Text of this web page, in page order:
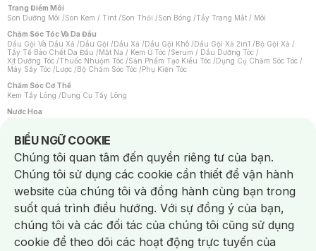
Trang Điểm Môi
Son Dưỡng Môi /Son Kem / Tint /Son Thỏi /Son Bóng /Tẩy Trang Mắt / Môi
Chăm Sóc Tóc Và Da Đầu
Dầu Gội Và Dầu Xả /Dầu Gội /Dầu Xả /Dầu Gội Khô /Dầu Gội Xả 2in1 /Bộ Gội Xả /
Tẩy Tế Bào Chết Da Đầu /Mặt Nạ / Kem Ủ Tóc /Serum / Dầu Dưỡng Tóc /
Xịt Dưỡng Tóc /Thuốc Nhuộm Tóc /Sản Phẩm Tạo Kiểu Tóc /Dụng Cụ Chăm Sóc Tóc /
Máy Sấy Tóc /Lược /Bộ Chăm Sóc Tóc /Phụ Kiện Tóc
Chăm Sóc Cơ Thể
Kem Tẩy Lông /Dụng Cụ Tẩy Lông
Nước Hoa
Nước Hoa Nữ
Chăm Sóc Cá Nhân
Chống Muỗi /Khẩu Trang /Máy Massage/Mặt Nạ Xông Hơi /Nước Rửa Tay/
Sản Phẩm Chăm Sóc Khác /Bàn Chải Đánh Răng /Bàn Chải Điện/
Hỗ Trợ Trắng Răng/Kem Đánh Răng /Máy Tăm Nước/ Nước Súc Miệng/
Tăm / Chỉ Nha Khoa/ Xịt Thơm Miệng / Dung Dịch Vệ Sinh/Dưỡng Vùng Kín/
Khăn Ướt Vệ Sinh Vùng Kín/Băng Vệ Sinh/Tampon/Bọt Cạo Râu /Dao Cạo Râu/
Máy Cạo Râu
Vấn Đề Về Da
Da Dầu / Lỗ Chân Lông To/ Da Khô / Mất Nước/ Da Lão Hóa/ Da Mụn/
Da Nhạy Cảm / Kích Ứng
Da Xỉn Màu Thâm / Nám / Tàn Nhang
Quầng Thâm & Bọng Mắt /Sẹo /Viêm Da Cơ Địa
BIỂU NGỮ COOKIE
Notice about cookies usage
Chúng tôi quan tâm đến quyền riêng tư của bạn.
Chúng tôi sử dụng các cookie cần thiết để vận hành
website của chúng tôi và đồng hành cùng bạn trong
suốt quá trình điều hướng. Với sự đồng ý của bạn,
chúng tôi và các đối tác của chúng tôi cũng sử dụng
cookie để theo dõi các hoạt động trực tuyến của